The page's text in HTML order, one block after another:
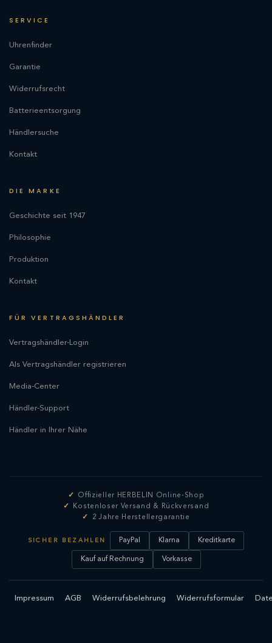
SERVICE
Uhrenfinder
Garantie
Widerrufsrecht
Batterieentsorgung
Händlersuche
Kontakt
DIE MARKE
Geschichte seit 1947
Philosophie
Produktion
Kontakt
FÜR VERTRAGSHÄNDLER
Vertragshändler-Login
Als Vertragshändler registrieren
Media-Center
Händler-Support
Händler in Ihrer Nähe
Offizieller HERBELIN Online-Shop
Kostenloser Versand & Rückversand
2 Jahre Herstellergarantie
SICHER BEZAHLEN PayPal Klarna Kreditkarte
Kauf auf Rechnung Vorkasse
Impressum AGB Widerrufsbelehrung Widerrufsformular